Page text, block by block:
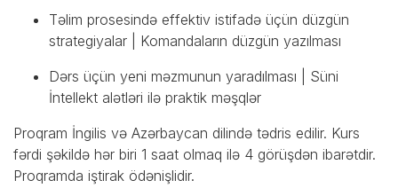
Təlim prosesində effektiv istifadə üçün düzgün
strategiyalar | Komandaların düzgün yazılması
Dərs üçün yeni məzmunun yaradılması | Süni
İntellekt alətləri ilə praktik məşqlər
Proqram İngilis və Azərbaycan dilində tədris edilir. Kurs
fərdi şəkildə hər biri 1 saat olmaq ilə 4 görüşdən ibarətdir.
Proqramda iştirak ödənişlidir.